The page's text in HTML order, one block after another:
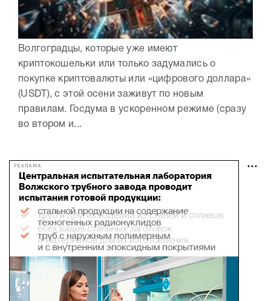
Волгоградцы, которые уже имеют
криптокошельки или только задумались о
покупке криптовалюты или «цифрового доллара»
(USDT), с этой осени заживут по новым
правилам. Госдума в ускоренном режиме (сразу
во втором и...
РЕКЛАМА